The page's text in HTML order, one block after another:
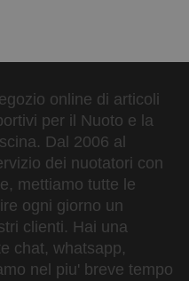
online di articoli
per il Nuoto e la
Dal 2006 al
dei nuotatori con
mettiamo tutte le
ogni giorno un
clienti. Hai una
chat, whatsapp,
nel piu' breve tempo